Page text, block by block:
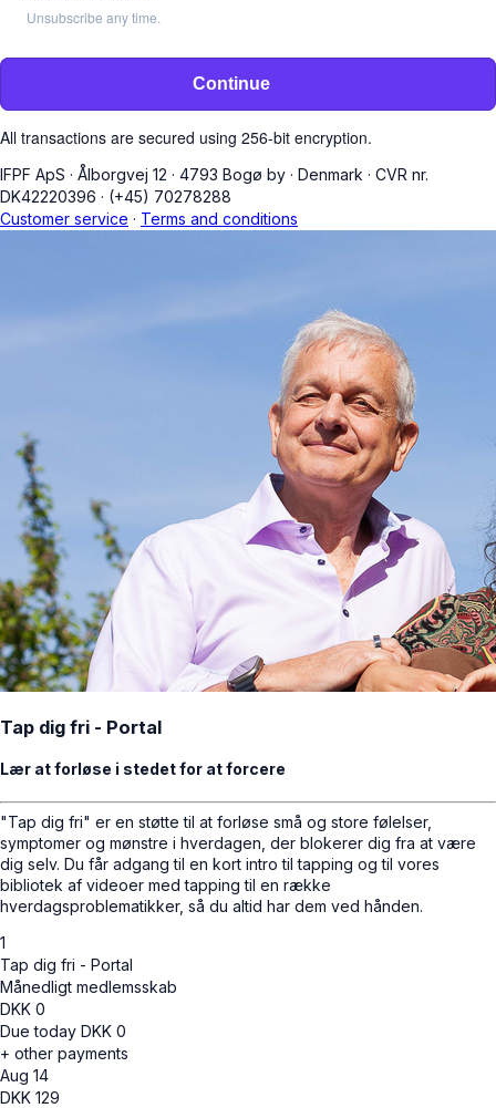
Unsubscribe any time.
Continue
All transactions are secured using 256-bit encryption.
IFPF ApS · Ålborgvej 12 · 4793 Bogø by · Denmark · CVR nr.
DK42220396 · (+45) 70278288
Customer service · Terms and conditions
Tap dig fri - Portal
Lær at forløse i stedet for at forcere
"Tap dig fri" er en støtte til at forløse små og store følelser,
symptomer og mønstre i hverdagen, der blokerer dig fra at være
dig selv. Du får adgang til en kort intro til tapping og til vores
bibliotek af videoer med tapping til en række
hverdagsproblematikker, så du altid har dem ved hånden.
1
Tap dig fri - Portal
Månedligt medlemsskab
DKK 0
Due today DKK 0
+ other payments
Aug 14
DKK 129